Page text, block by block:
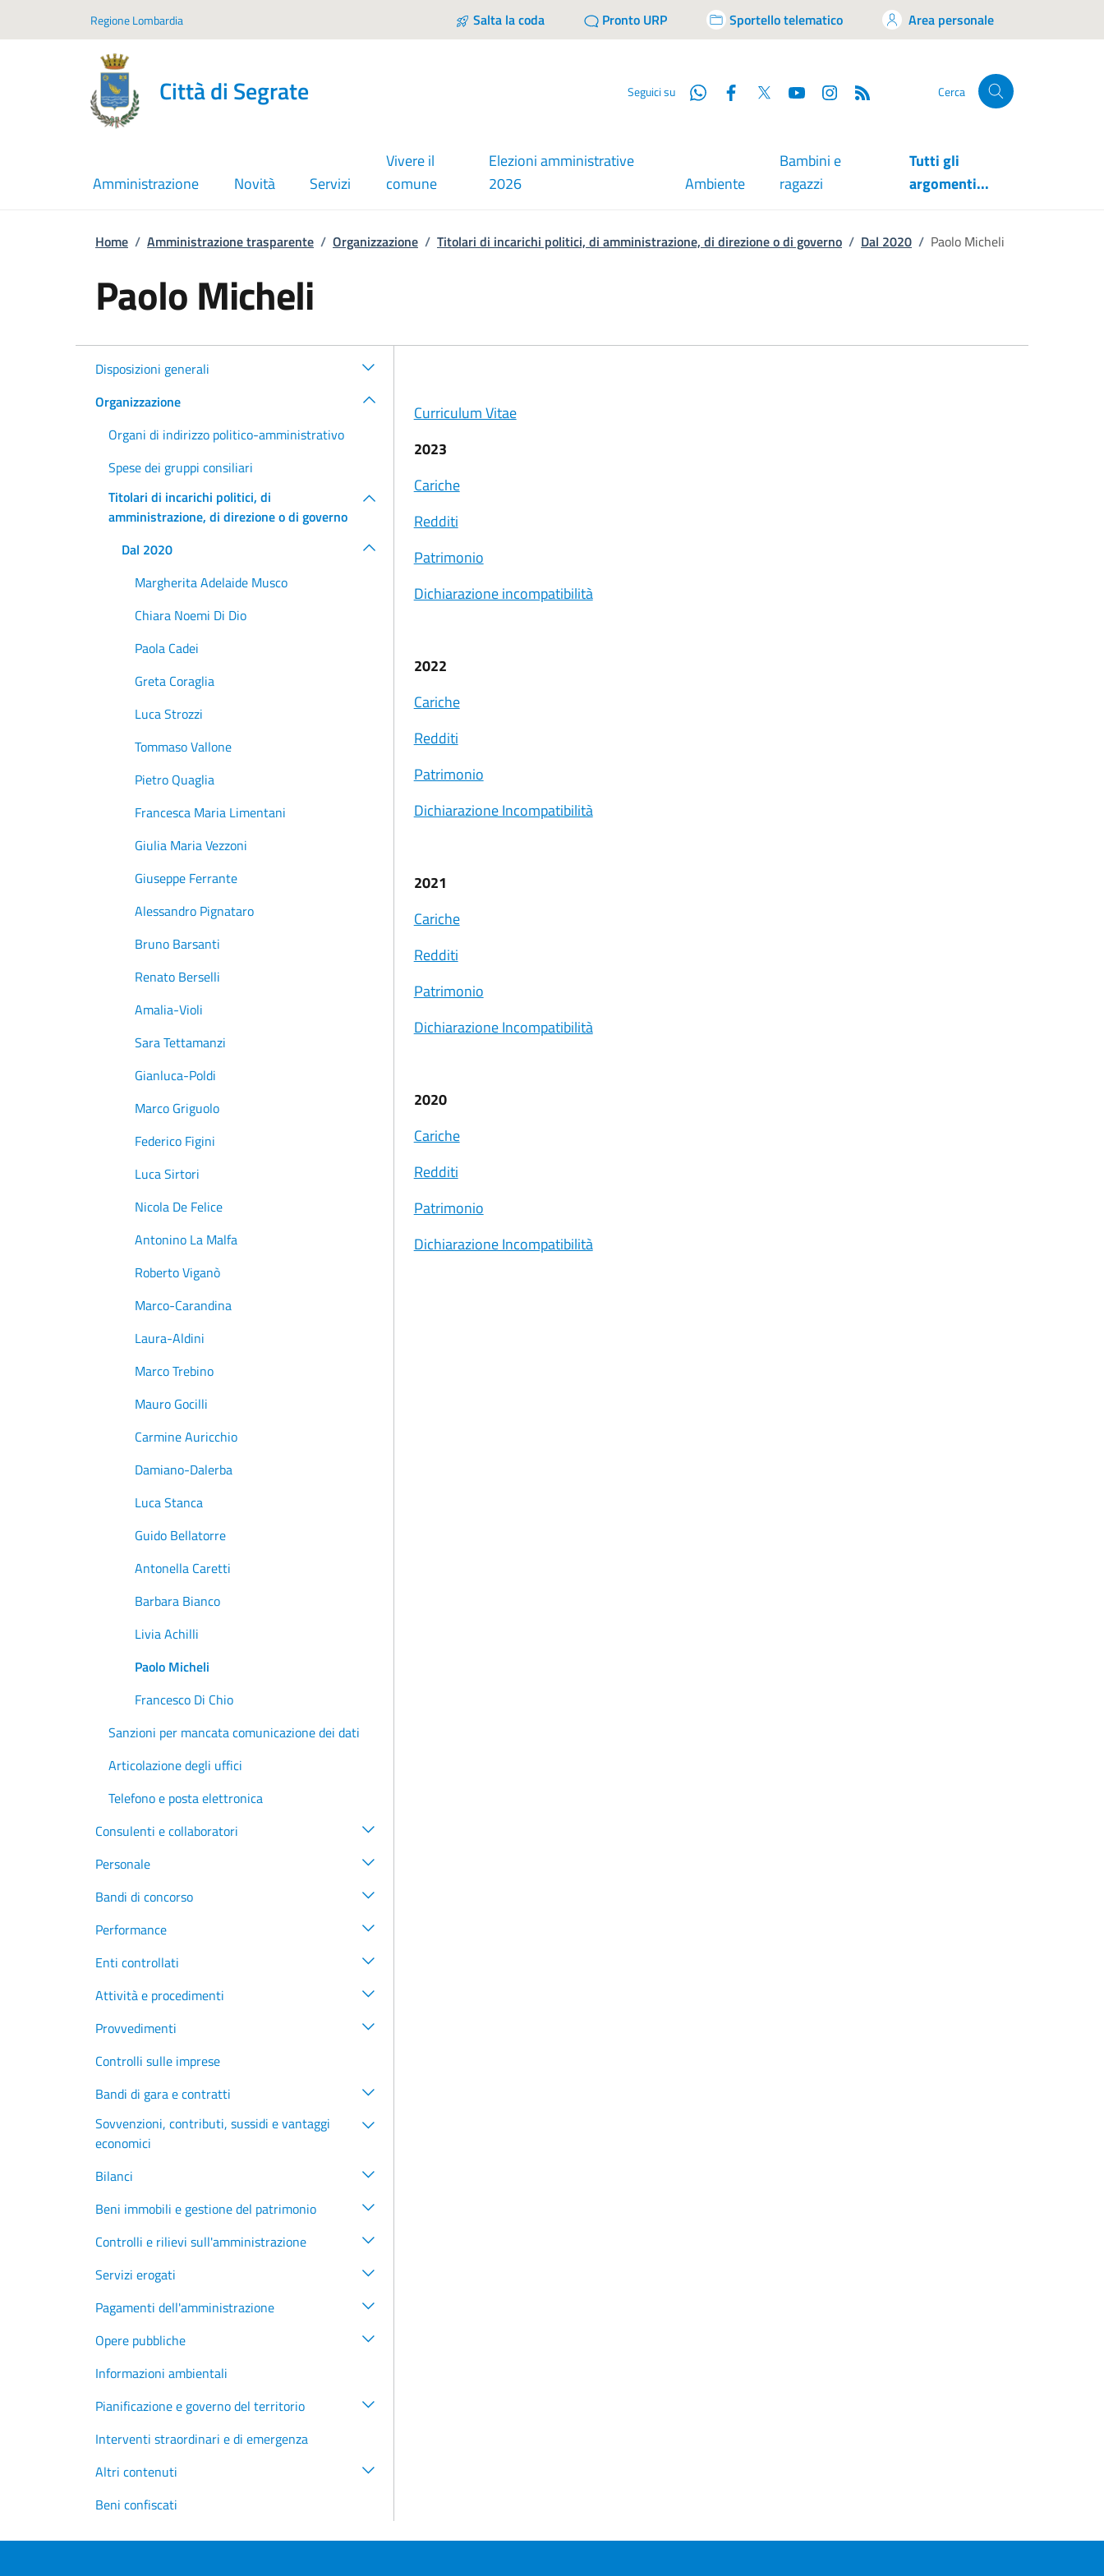
Regione Lombardia Salta la coda Pronto URP Sportello telematico Area personale
Città di Segrate Seguici su WhatsappFacebook
Twitter YouTube Cerca
Amministrazione Novità Servizi
Vivere il
comune
Elezioni amministrative
2026
Ambiente
Bambini e
ragazzi
Tutti gli
argomenti...
Home / Amministrazione trasparente / Organizzazione / Titolari di incarichi politici, di amministrazione, di direzione o di governo / Dal 2020 / Paolo Micheli
Paolo Micheli
Disposizioni generali
Organizzazione
Organi di indirizzo politico-amministrativo
Spese dei gruppi consiliari
Titolari di incarichi politici, di
amministrazione, di direzione o di governo
Dal 2020
Margherita Adelaide Musco
Chiara Noemi Di Dio
Paola Cadei
Greta Coraglia
Luca Strozzi
Tommaso Vallone
Pietro Quaglia
Francesca Maria Limentani
Giulia Maria Vezzoni
Giuseppe Ferrante
Alessandro Pignataro
Bruno Barsanti
Renato Berselli
Amalia-Violi
Sara Tettamanzi
Gianluca-Poldi
Marco Griguolo
Federico Figini
Luca Sirtori
Nicola De Felice
Antonino La Malfa
Roberto Viganò
Marco-Carandina
Laura-Aldini
Marco Trebino
Mauro Gocilli
Carmine Auricchio
Damiano-Dalerba
Luca Stanca
Guido Bellatorre
Antonella Caretti
Barbara Bianco
Livia Achilli
Paolo Micheli
Francesco Di Chio
Sanzioni per mancata comunicazione dei dati
Articolazione degli uffici
Telefono e posta elettronica
Consulenti e collaboratori
Personale
Bandi di concorso
Performance
Enti controllati
Attività e procedimenti
Provvedimenti
Controlli sulle imprese
Bandi di gara e contratti
Sovvenzioni, contributi, sussidi e vantaggi
economici
Bilanci
Beni immobili e gestione del patrimonio
Controlli e rilievi sull'amministrazione
Servizi erogati
Pagamenti dell'amministrazione
Opere pubbliche
Informazioni ambientali
Pianificazione e governo del territorio
Interventi straordinari e di emergenza
Altri contenuti
Beni confiscati
Curriculum Vitae
2023
Cariche
Redditi
Patrimonio
Dichiarazione incompatibilità
2022
Cariche
Redditi
Patrimonio
Dichiarazione Incompatibilità
2021
Cariche
Redditi
Patrimonio
Dichiarazione Incompatibilità
2020
Cariche
Redditi
Patrimonio
Dichiarazione Incompatibilità